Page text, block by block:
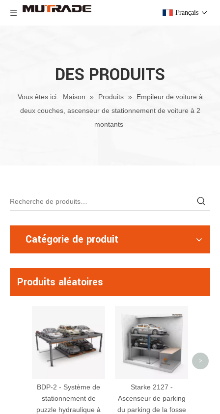
Français
DES PRODUITS
Vous êtes ici: Maison » Produits »
Empileur de voiture à
deux couches, ascenseur de stationnement de voiture à 2
montants
Catégorie de produit
Produits aléatoires
BDP-2 - Système de
stationnement de
puzzle hydraulique à
Starke 2127 -
Ascenseur de parking
du parking de la fosse
>